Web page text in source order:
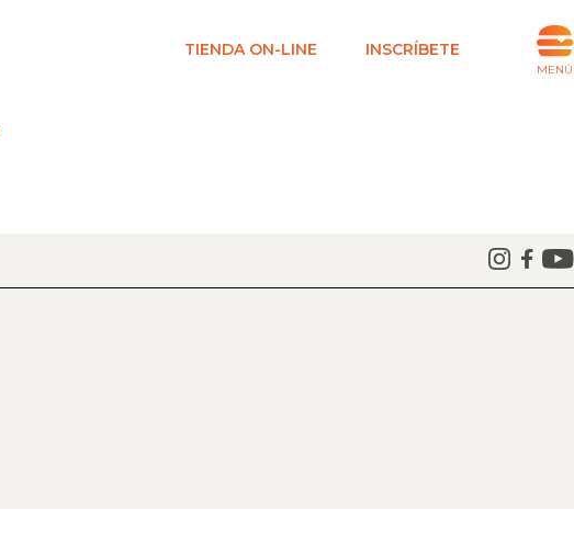
TIENDA ON-LINE INSCRÍBETE